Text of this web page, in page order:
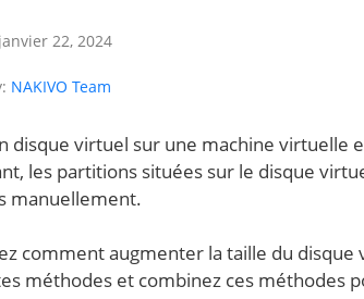
22, 2024
NAKIVO Team
disque virtuel sur une machine
les partitions situées sur le disque
manuellement.
comment augmenter la taille du
méthodes et combinez ces méthodes